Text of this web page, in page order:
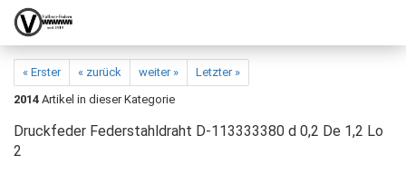
« Erster « zurück weiter »
Letzter »
2014 Artikel in dieser Kategorie
Druckfeder Federstahldraht D-113333380 d 0,2 De 1,2 Lo
2